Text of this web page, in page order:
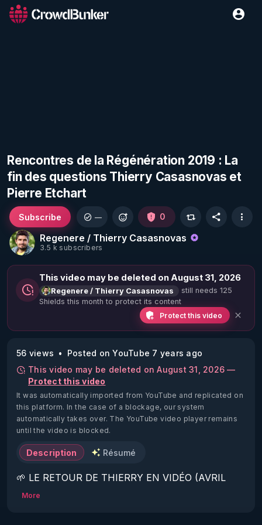
Rencontres de la Régénération 2019 : La
fin des questions Thierry Casasnovas et
Pierre Etchart
Regenere / Thierry Casasnovas
3.5 k subscribers
Subscribe — 0
This video may be deleted on August 31, 2026
Regenere / Thierry Casasnovas
still needs 125
Shields this month to protect its content
Protect this video
56 views
Posted on YouTube 7 years ago
This video may be deleted on August 31, 2026 —
Protect this video
It was automatically imported from YouTube and replicated on
this platform. In the case of a blockage, our system
automatically takes over. The YouTube video player remains
until the video is blocked.
Description Résumé
🌱 LE RETOUR DE THIERRY EN VIDÉO (AVRIL
2022)!
More